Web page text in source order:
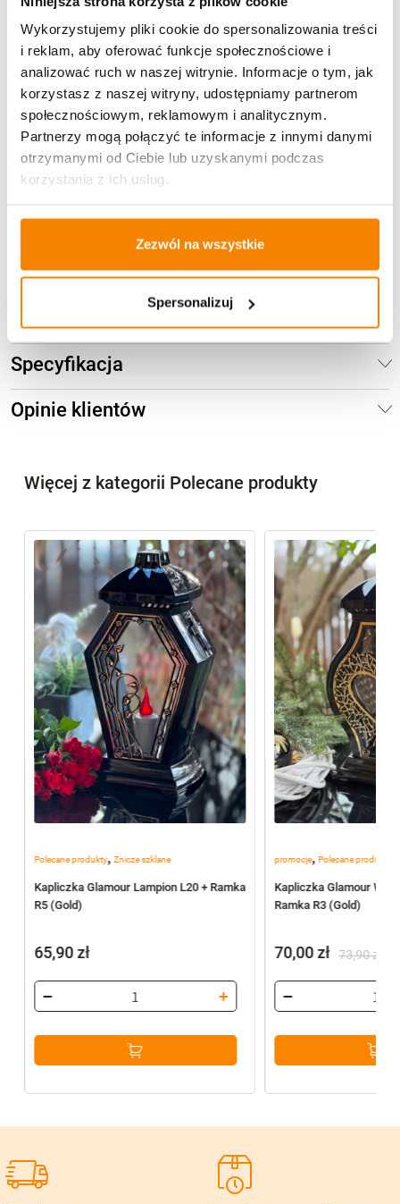
Wykorzystujemy pliki cookie do spersonalizowania treści
i reklam, aby oferować funkcje społecznościowe i
analizować ruch w naszej witrynie. Informacje o tym, jak
korzystasz z naszej witryny, udostępniamy partnerom
społecznościowym, reklamowym i analitycznym.
Partnerzy mogą połączyć te informacje z innymi danymi
otrzymanymi od Ciebie lub uzyskanymi podczas
korzystania z ich usług.
Zezwól na wszystkie
Spersonalizuj
Przejdź do hurtowni B2B
Darmowa dostawa:od 49 zł
Metody płatności
Specyfikacja
Opinie klientów
Więcej z kategorii Polecane produkty
Polecane produkty, Znicze szklane
Kapliczka Glamour Lampion L20 + Ramka
R5 (Gold)
65,90zł
promocje,Polecane produkty
Kapliczka Glamour
Ramka R3 (Gold)
73,90zł
cena
wynosiła:
73,90 zł.
70,00zł
cena
wynosi:
70,00 zł.